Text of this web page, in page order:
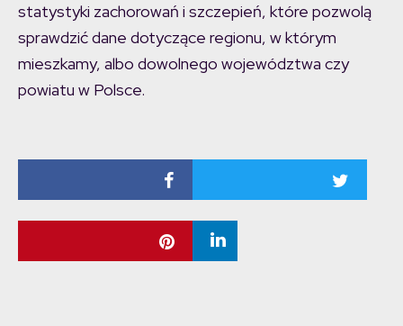
statystyki zachorowań i szczepień, które pozwolą
sprawdzić dane dotyczące regionu, w którym
mieszkamy, albo dowolnego województwa czy
powiatu w Polsce.